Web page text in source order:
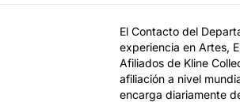
El Contacto del
experiencia en Artes,
Afiliados de Kline
afiliación a nivel
encarga diariamente